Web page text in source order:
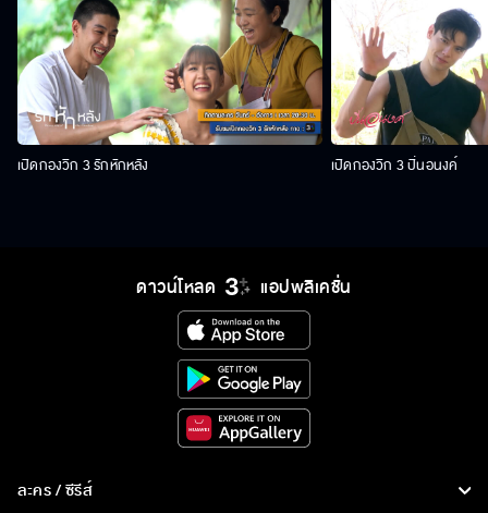
เปิดกองวิก 3 รักหักหลัง เปิดกองวิก 3 ปิ่นอนงค์
ดาวน์โหลด แอปพลิเคชั่น
ละคร / ซีรีส์